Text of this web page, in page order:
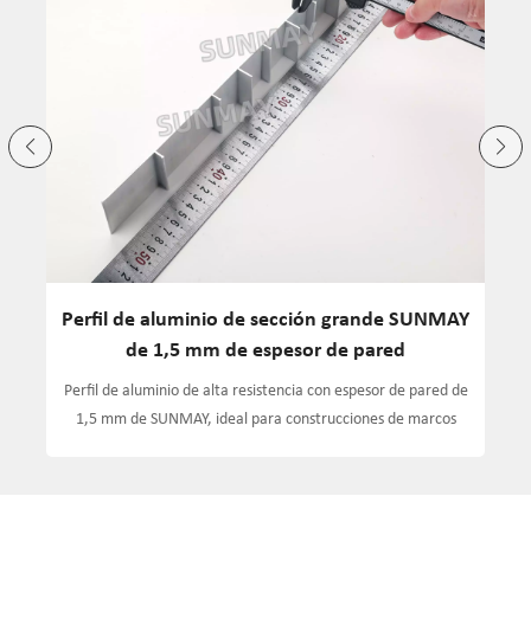
Perfil de aluminio de sección grande SUNMAY
de 1,5 mm de espesor de pared
Perfil de aluminio de alta resistencia con espesor de pared de
1,5 mm de SUNMAY, ideal para construcciones de marcos